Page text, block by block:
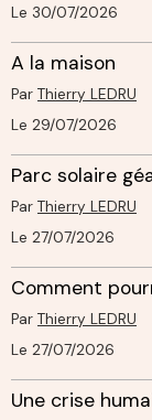
Le 30/07/2026
A la maison
Par Thierry LEDRU
Le 29/07/2026
Parc solaire
Par Thierry LEDRU
Le 27/07/2026
Comment
Par Thierry LEDRU
Le 27/07/2026
Une crise